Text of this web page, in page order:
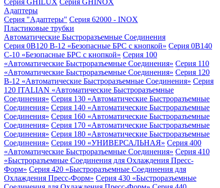
Серия GHILUX Серия GHINOX
Адаптеры
Серия "Адаптеры" Серия 62000 - INOX
Пластиковые трубки
Автоматические Быстроразъемные Соединения
Серия 0B120 B-12 «Безопасные БРС с кнопкой» Серия 0B140
C-10 «Безопасные БРС с кнопкой» Серия 100
«Автоматические Быстроразъемные Соединения» Серия 110
«Автоматические Быстроразъемные Соединения» Серия 120
B-12 «Автоматические Быстроразъемные Соединения» Серия
120 ITALIAN «Автоматические Быстроразъемные
Соединения» Серия 130 «Автоматические Быстроразъемные
Соединения» Серия 140 «Автоматические Быстроразъемные
Соединения» Серия 160 «Автоматические Быстроразъемные
Соединения» Серия 170 «Автоматические Быстроразъемные
Соединения» Серия 180 «Автоматические Быстроразъемные
Соединения» Серия 190 «УНИВЕРСАЛЬНАЯ» Серия 400
«Автоматические Быстроразъемные Соединения» Серия 410
«Быстроразъемные Соединения для Охлаждения Пресс-
Форм» Серия 420 «Быстроразъемные Соединения для
Охлаждения Пресс-Форм» Серия 430 «Быстроразъемные